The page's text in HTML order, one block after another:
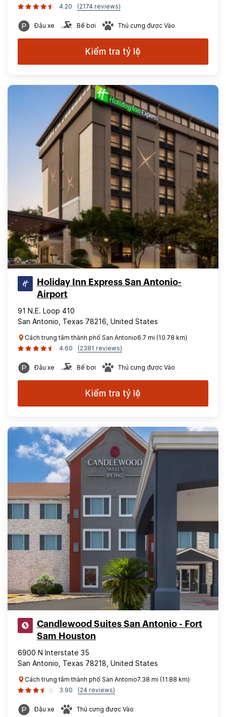
4.20
(2174 reviews)
Đậu xe Bể bơi Thú cưng được Vào
Kiểm tra tỷ lệ
Holiday Inn Express San Antonio-
Airport
91 N.E. Loop 410
San Antonio, Texas 78216, United States
Cách trung tâm thành phố San Antonio6.7 mi (10.78 km)
4.60
(2381 reviews)
Đậu xe Bể bơi Thú cưng được Vào
Kiểm tra tỷ lệ
Candlewood Suites San Antonio - Fort
Sam Houston
6900 N Interstate 35
San Antonio, Texas 78218, United States
Cách trung tâm thành phố San Antonio7.38 mi (11.88 km)
3.90
(24 reviews)
Đậu xe Thú cưng được Vào